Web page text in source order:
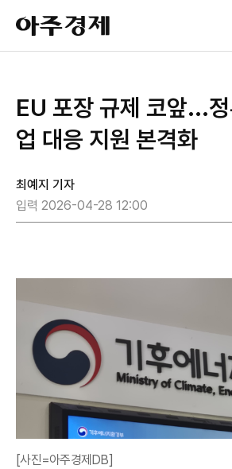
아
주
경
EU 포장 규제 코앞...정
업 대응 지원 본격화
최예지 기자
입력 2026-04-28 12:00
[사진=아주경제DB]